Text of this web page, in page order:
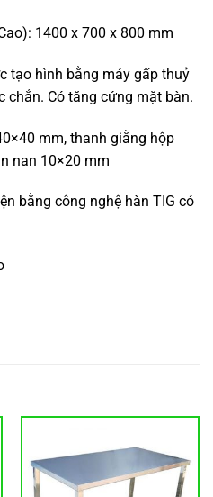
1400 x 700 x 800 mm
tạo hình bằng máy gấp thuỷ
chắn. Có tăng cứng mặt bàn.
mm, thanh giằng hộp
nan 10×20 mm
bằng công nghệ hàn TIG có